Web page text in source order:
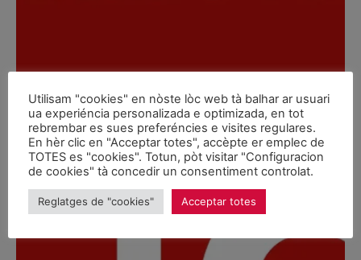
Utilisam "cookies" en nòste lòc web tà balhar ar usuari
ua experiéncia personalizada e optimizada, en tot
rebrembar es sues preferéncies e visites regulares.
En hèr clic en "Acceptar totes", accèpte er emplec de
TOTES es "cookies". Totun, pòt visitar "Configuracion
de cookies" tà concedir un consentiment controlat.
Reglatges de "cookies" Acceptar totes